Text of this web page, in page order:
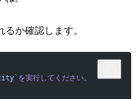
か確認します。
を実行してください。